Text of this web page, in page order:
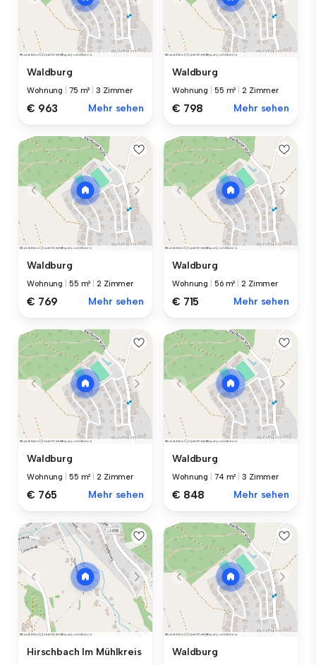
Waldburg
Wohnung 75 m² |3 Zimmer
€ 963 Mehr sehen
Waldburg
Wohnung 55 m² |2 Zimmer
€ 798 Mehr sehen
Waldburg
Wohnung 55 m² |2 Zimmer
€ 769 Mehr sehen
Waldburg
Wohnung 56 m² |2 Zimmer
€ 715 Mehr sehen
Waldburg
Wohnung 55 m² 2 Zimmer
€ 765 Mehr sehen
Waldburg
Wohnung 74 m² |3 Zimmer
€ 848 Mehr sehen
Hirschbach Im Mühlkreis Waldburg